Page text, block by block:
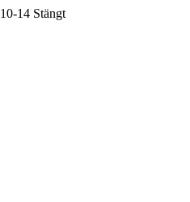
10-14 Stängt